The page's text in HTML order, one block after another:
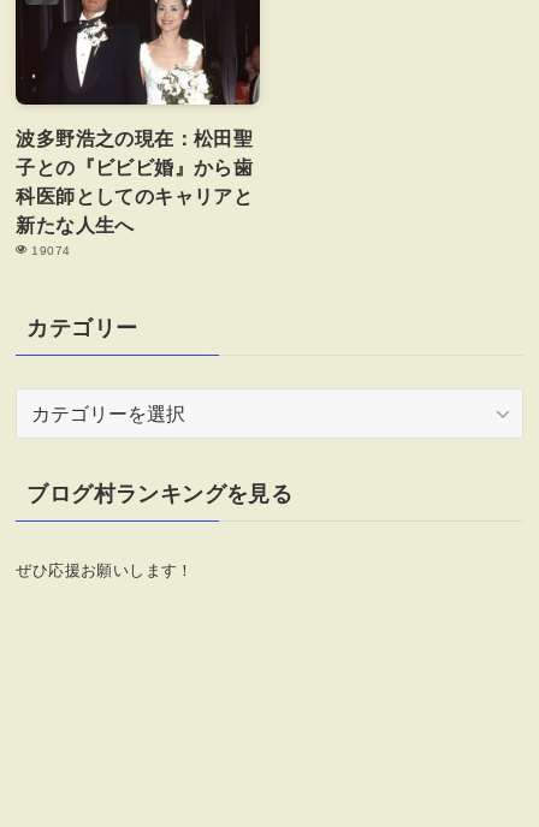
波多野浩之の現在：松田聖
子との『ビビビ婚』から歯
科医師としてのキャリアと
新たな人生へ
19074
カテゴリー
リ
ー
ブログ村ランキングを見る
ぜひ応援お願いします！